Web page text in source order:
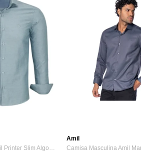
Camisa Social Amil Printer Slim Algodão/...
Amil